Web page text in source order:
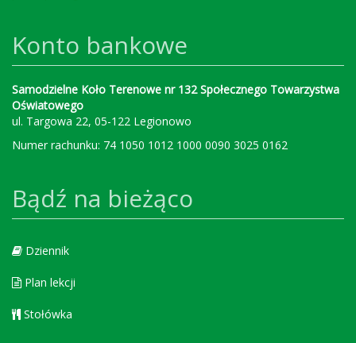
Konto bankowe
Samodzielne Koło Terenowe nr 132 Społecznego Towarzystwa
Oświatowego
ul. Targowa 22, 05-122 Legionowo
Numer rachunku: 74 1050 1012 1000 0090 3025 0162
Bądź na bieżąco
Dziennik
Plan lekcji
Stołówka